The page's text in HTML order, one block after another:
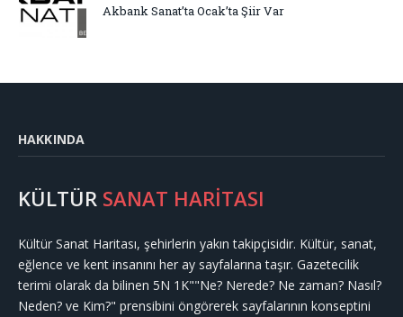
Akbank Sanat’ta Ocak’ta Şiir Var
HAKKINDA
KÜLTÜR SANAT HARİTASI
Kültür Sanat Haritası, şehirlerin yakın takipçisidir. Kültür, sanat,
eğlence ve kent insanını her ay sayfalarına taşır. Gazetecilik
terimi olarak da bilinen 5N 1K""Ne? Nerede? Ne zaman? Nasıl?
Neden? ve Kim?" prensibini öngörerek sayfalarının konseptini